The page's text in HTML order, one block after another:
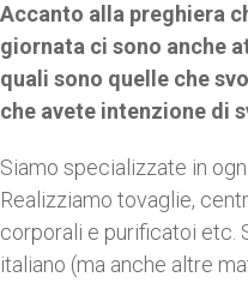
Accanto alla preghiera
giornata ci sono anche
quali sono quelle che
che avete intenzione di
Siamo specializzate in
Realizziamo tovaglie,
corporali e purificatoi etc.
italiano (ma anche altre